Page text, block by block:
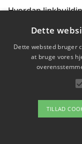
Hvordan
Sådan har
ændret sig
Om /
Dette
Dette websted bruger
at bruge vores
TILLAD